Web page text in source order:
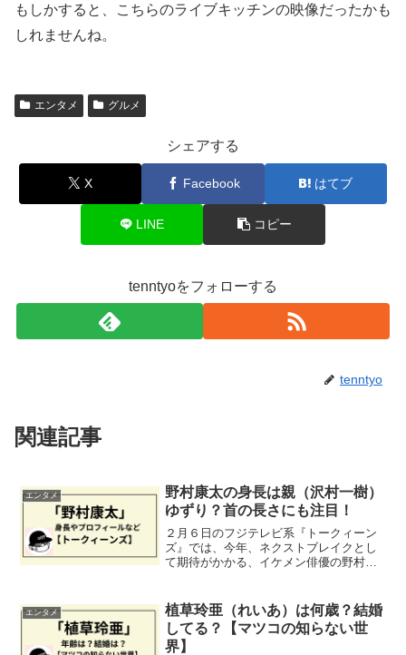
もしかすると、こちらのライブキッチンの映像だったかも
しれませんね。
エンタメ グルメ
シェアする
X Facebook はてブ
LINE コピー
tenntyoをフォローする
tenntyo
関連記事
エンタメ
野村康太の身長は親（沢村一樹）
ゆずり？首の長さにも注目！
２月６日のフジテレビ系『トークィーン
ズ』では、今年、ネクストブレイクとし
て期待がかかる、イケメン俳優の野村康
て、紹介かたがた考察していきたいと思
います。
エンタメ
植草玲亜（れいあ）は何歳？結婚
してる？【マツコの知らない世
界】